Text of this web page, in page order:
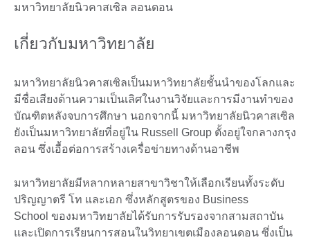
มหาวิทยาลัยนิวคาสเซิล ลอนดอน
เกี่ยวกับมหาวิทยาลัย
มหาวิทยาลัยนิวคาสเซิลเป็นมหาวิทยาลัยชั้นนำของโลกและ
มีชื่อเสียงด้านความเป็นเลิศในงานวิจัยและการมีงานทำของ
บัณฑิตหลังจบการศึกษา นอกจากนี้ มหาวิทยาลัยนิวคาสเซิล
ยังเป็นมหาวิทยาลัยที่อยู่ใน Russell Group ตั้งอยู่ใจกลางกรุง
ลอน ซึ่งเอื้อต่อการสร้างเครื่อข่ายทางด้านอาชีพ
มหาวิทยาลัยมีหลากหลายสาขาวิชาให้เลือกเรียนทั้งระดับ
ปริญญาตรี โท และเอก ซึ่งหลักสูตรของ Business
School ของมหาวิทยาลัยได้รับการรับรองจากสามสถาบัน
และเปิดการเรียนการสอนในวิทยาเขตเมืองลอนดอน ซึ่งเป็น